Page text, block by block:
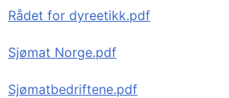
Rådet for dyreetikk.pdf
Sjømat Norge.pdf
Sjømatbedriftene.pdf